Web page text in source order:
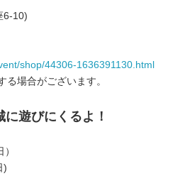
6-10)
shop/44306-1636391130.html
場合がございます。
遊びにくるよ！
)